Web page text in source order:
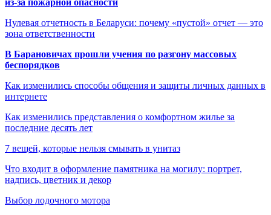
из-за пожарной опасности
Нулевая отчетность в Беларуси: почему «пустой» отчет — это
зона ответственности
В Барановичах прошли учения по разгону массовых
беспорядков
Как изменились способы общения и защиты личных данных в
интернете
Как изменились представления о комфортном жилье за
последние десять лет
7 вещей, которые нельзя смывать в унитаз
Что входит в оформление памятника на могилу: портрет,
надпись, цветник и декор
Выбор лодочного мотора